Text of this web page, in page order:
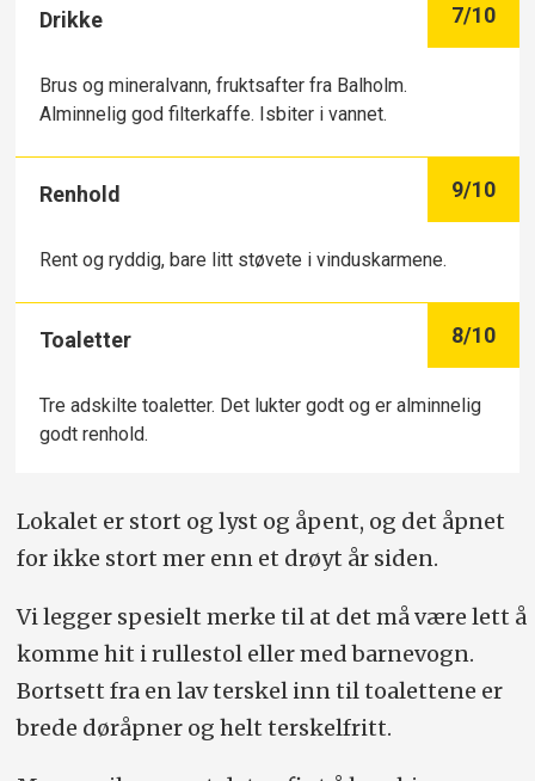
Drikke 7/10
Brus og mineralvann, fruktsafter fra Balholm.
Alminnelig god filterkaffe. Isbiter i vannet.
Renhold 9/10
Rent og ryddig, bare litt støvete i vinduskarmene.
Toaletter 8/10
Tre adskilte toaletter. Det lukter godt og er alminnelig
godt renhold.
Lokalet er stort og lyst og åpent, og det åpnet
for ikke stort mer enn et drøyt år siden.
Vi legger spesielt merke til at det må være lett å
komme hit i rullestol eller med barnevogn.
Bortsett fra en lav terskel inn til toalettene er
brede døråpner og helt terskelfritt.